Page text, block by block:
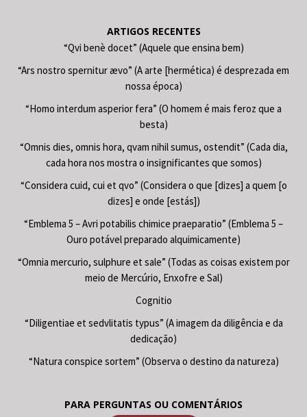
ARTIGOS RECENTES
“Qvi benè docet” (Aquele que ensina bem)
“Ars nostro spernitur ævo” (A arte [hermética) é desprezada em
nossa época)
“Homo interdum asperior fera” (O homem é mais feroz que a
besta)
“Omnis dies, omnis hora, qvam nihil sumus, ostendit” (Cada dia,
cada hora nos mostra o insignificantes que somos)
“Considera cuid, cui et qvo” (Considera o que [dizes] a quem [o
dizes] e onde [estás])
“Emblema 5 – Avri potabilis chimice praeparatio” (Emblema 5 –
Ouro potável preparado alquimicamente)
“Omnia mercurio, sulphure et sale” (Todas as coisas existem por
meio de Mercúrio, Enxofre e Sal)
Cognitio
“Diligentiae et sedvlitatis typus” (A imagem da diligência e da
dedicação)
“Natura conspice sortem” (Observa o destino da natureza)
PARA PERGUNTAS OU COMENTÁRIOS